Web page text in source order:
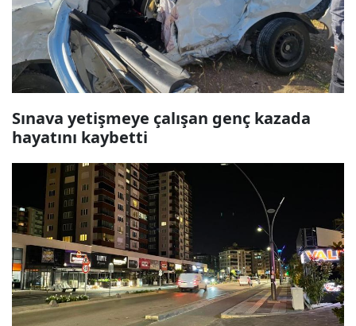
Sınava yetişmeye çalışan genç kazada
hayatını kaybetti